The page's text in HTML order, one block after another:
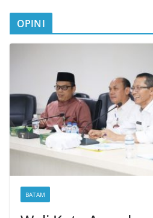
OPINI
BATAM